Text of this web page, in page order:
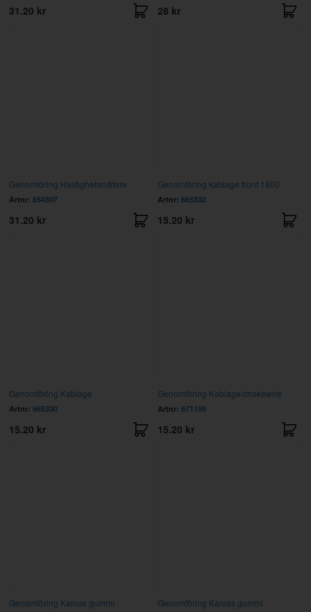
31.20 kr 28 kr
Genomföring Hastighetsmätare
Artnr: 654507
31.20 kr
Genomföring kablage front 1800
Artnr: 665332
15.20 kr
Genomföring Kablage
Artnr: 665330
15.20 kr
Genomföring Kablage/chokewire
Artnr: 671156
15.20 kr
Genomföring Kaross gummi Genomföring Kaross gummi